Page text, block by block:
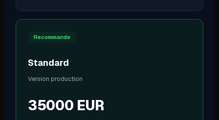
Recommande
Standard
Version production
35000 EUR